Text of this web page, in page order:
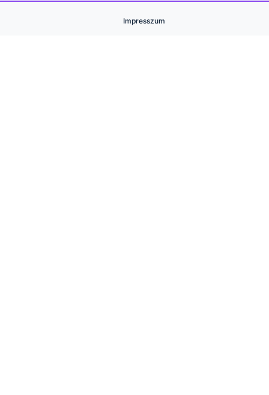
Impresszum